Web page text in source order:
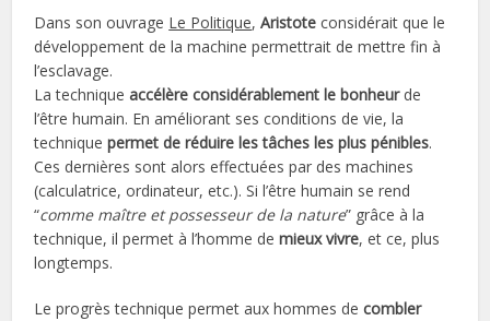
Dans son ouvrage Le Politique,Aristote considérait que le
développement de la machine permettrait de mettre fin à
l’esclavage.
La techniqueaccélère considérablement le bonheurde
l’être humain. En améliorant ses conditions de vie, la
techniquepermet de réduire les tâches les plus pénibles.
Ces dernières sont alors effectuées par des machines
(calculatrice, ordinateur, etc.). Si l’être humain se rend
“comme maître et possesseur de la nature” grâce à la
technique, il permet à l’homme demieux vivre, et ce, plus
longtemps.
Le progrès technique permet aux hommes decombler